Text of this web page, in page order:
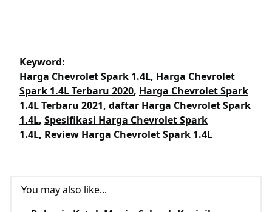
Keyword:
Harga Chevrolet Spark 1.4L, Harga Chevrolet
Spark 1.4L Terbaru 2020, Harga Chevrolet Spark
1.4L Terbaru 2021, daftar Harga Chevrolet Spark
1.4L, Spesifikasi Harga Chevrolet Spark
1.4L, Review Harga Chevrolet Spark 1.4L
You may also like...